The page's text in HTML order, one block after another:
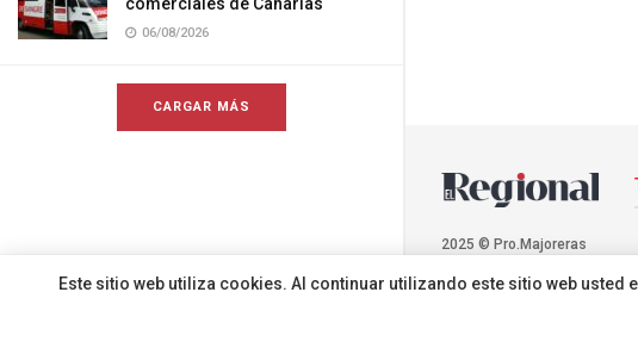
06/08/2026
CARGAR MÁS
2025 © Pro.Majoreras
Este sitio web utiliza cookies. Al continuar utilizando este sitio web